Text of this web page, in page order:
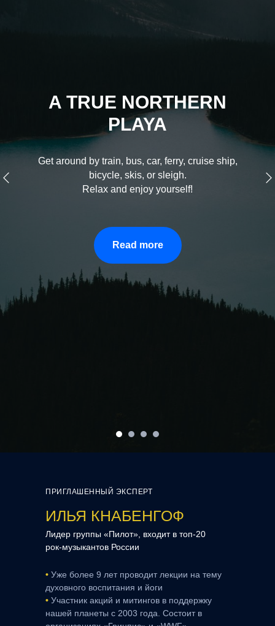
A TRUE NORTHERN
PLAYA
Get around by train, bus, car, ferry, cruise ship,
bicycle, skis, or sleigh.
Relax and enjoy yourself!
Read more
ПРИГЛАШЕННЫЙ ЭКСПЕРТ
ИЛЬЯ КНАБЕНГОФ
Лидер группы «Пилот», входит в топ-20
рок-музыкантов России
• Уже более 9 лет проводит лекции на тему
духовного воспитания и йоги
• Участник акций и митингов в поддержку
нашей планеты с 2003 года. Состоит в